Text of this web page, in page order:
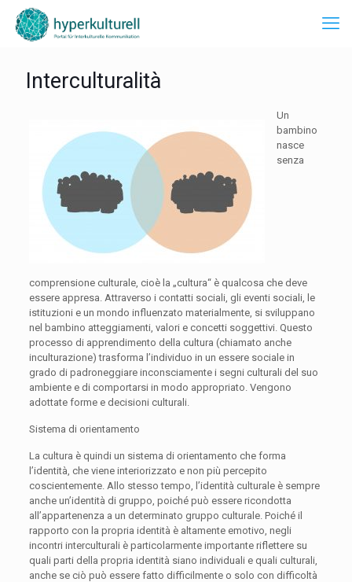
Interculturalità
Un
bambino
nasce
senza
comprensione culturale, cioè la „cultura“ è qualcosa che deve
essere appresa. Attraverso i contatti sociali, gli eventi sociali, le
istituzioni e un mondo influenzato materialmente, si sviluppano
nel bambino atteggiamenti, valori e concetti soggettivi. Questo
processo di apprendimento della cultura (chiamato anche
inculturazione) trasforma l’individuo in un essere sociale in
grado di padroneggiare inconsciamente i segni culturali del suo
ambiente e di comportarsi in modo appropriato. Vengono
adottate forme e decisioni culturali.
Sistema di orientamento
La cultura è quindi un sistema di orientamento che forma
l’identità, che viene interiorizzato e non più percepito
coscientemente. Allo stesso tempo, l’identità culturale è sempre
anche un’identità di gruppo, poiché può essere ricondotta
all’appartenenza a un determinato gruppo culturale. Poiché il
rapporto con la propria identità è altamente emotivo, negli
incontri interculturali è particolarmente importante riflettere su
quali parti della propria identità siano individuali e quali culturali,
anche se ciò può essere fatto difficilmente o solo con difficoltà